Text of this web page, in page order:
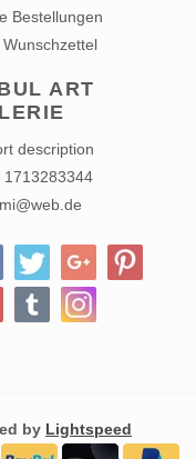
Bestellungen
Wunschzettel
ART
description
1713283344
by Lightspeed